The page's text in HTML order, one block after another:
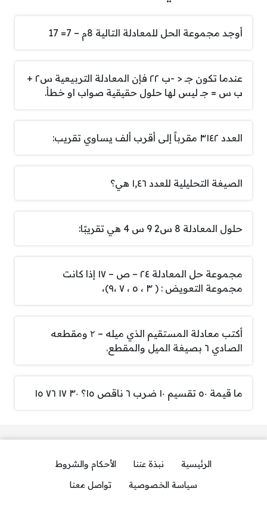
أوجد مجموعة الحل للمعادلة التالية 8م – 7= 17
عندما تكون جـ < -ب ٢٢ فإن المعادلة التربيعية س٢ +
ب س = جـ ليس لها حلول حقيقية صواب او خطأ.
العدد ٣١٤٢ مقرباً إلى أقرب ألف يساوي تقريب:
الصيغة التحليلية للعدد ١,٤٦ هي؟
حلول المعادلة 8 س2 9 س 4 هي تقريبًا:
مجموعة حل المعادلة ٢٤ – ص – ١٧ إذا كانت
مجموعة التعويض : ( ٣ ، ٥ ، ٧ ،٩)،
أكتب معادلة المستقيم الذي ميله – ۲ ومقطعه
الصادي ٦ بصيغة الميل والمقطع.
ما قيمة ٥٠ تقسيم ١٠ ضرب ٦ ناقص ١٥؟ ٣٠ ١٧ ٧٦ ١٥
الرئيسية نبذة عننا
الأحكام والشروط
سياسة الخصوصية
تواصل معنا